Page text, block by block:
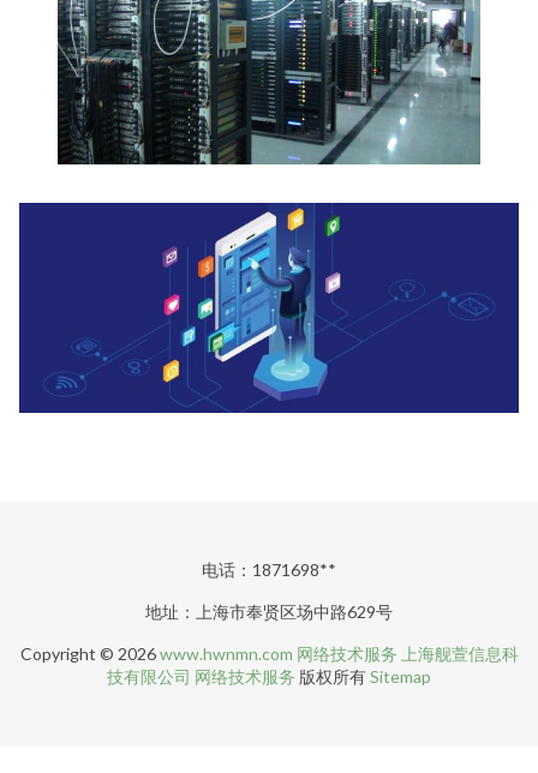
电话：1871698**
地址：上海市奉贤区场中路629号
Copyright © 2026www.hwnmn.com 网络技术服务 上海舰萱信息科
技有限公司 网络技术服务 版权所有Sitemap